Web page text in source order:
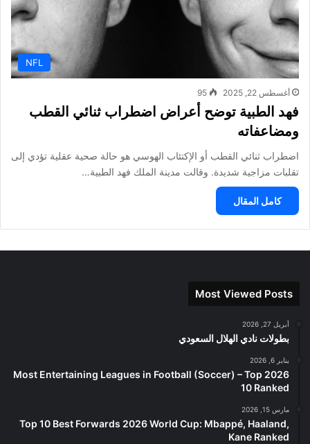
NFL
أغسطس 22, 2025 95
فهد الطبية توضح أعراض اضطراب ثنائي القطب
ومضاعفاته
اضطراب ثنائي القطب أو الإكتئاب الهوسي هو حالة صحية عقلية تؤدي إلى
تقلبات مزاجية شديدة. وقالت مدينة الملك فهد الطبية…
كامل المقال
Most Viewed Posts
أبريل 27, 2026
بطولات نادي الهلال السعودي
يناير 6, 2026
2026 Most Entertaining Leagues in Football (Soccer) – Top
10 Ranked
مارس 15, 2026
Top 10 Best Forwards 2026 World Cup: Mbappé, Haaland,
Kane Ranked